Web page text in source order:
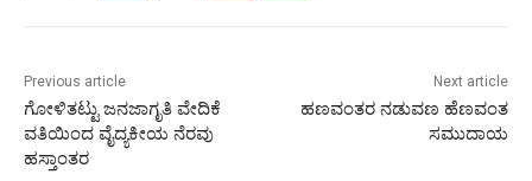
Previous article
ಗೋಳಿತಟ್ಟು ಜನಜಾಗೃತಿ ವೇದಿಕೆ
ವತಿಯಿಂದ ವೈದ್ಯಕೀಯ ನೆರವು
ಹಸ್ತಾಂತರ
Next article
ಹಣವಂತರ ನಡುವಣ ಹೆಣವಂತ
ಸಮುದಾಯ